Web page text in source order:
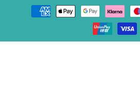
Formas